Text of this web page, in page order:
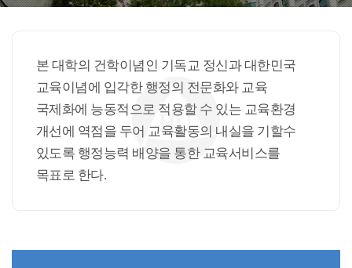
본 대학의 건학이념인 기독교 정신과 대한민국
교육이념에 입각한 행정의 전문화와 교육
국제화에 능동적으로 적용할 수 있는 교육환경
개선에 역점을 두어 교육활동의 내실을 기할수
있도록 행정능력 배양을 통한 교육서비스를
목표로 한다.